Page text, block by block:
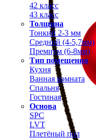
42 класс
43 класс
Толщина
Тонкий 2-3 мм
Средний (4-5,7мм)
Премиум (6-8мм)
Тип помещения
Кухня
Ванная комната
Спальня
Гостиная
Основа
SPC
LVT
Плетёный пол